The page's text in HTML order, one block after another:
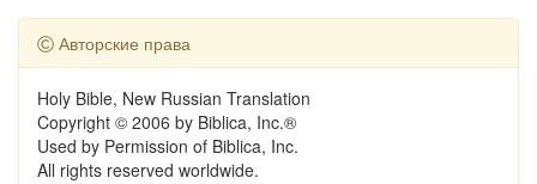
Авторские права
Holy Bible, New Russian Translation
Copyright © 2006 by Biblica, Inc.®
Used by Permission of Biblica, Inc.
All rights reserved worldwide.